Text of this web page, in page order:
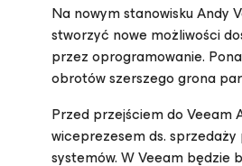
Na nowym stanowisku Andy
stworzyć nowe możliwości
przez oprogramowanie.
obrotów szerszego grona
Przed przejściem do Veeam
wiceprezesem ds.
systemów. W Veeam będzie